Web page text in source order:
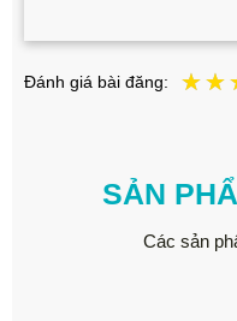
Đánh giá bài đăng:
SẢN
Các sản